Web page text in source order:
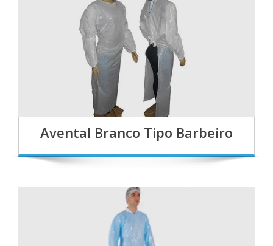
Avental Branco Tipo Barbeiro